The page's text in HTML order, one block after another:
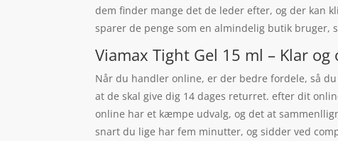
dem finder mange det de leder efter, og der kan
sparer de penge som en almindelig butik bruger,
Viamax Tight Gel 15 ml – Klar
Når du handler online, er der bedre fordele, så
at de skal give dig 14 dages returret. efter dit
online har et kæmpe udvalg, og det at
snart du lige har fem minutter, og sidder ved